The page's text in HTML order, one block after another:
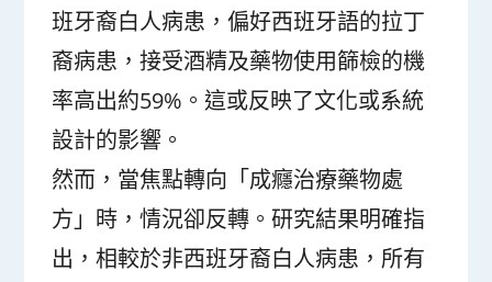
班牙裔白人病患，偏好西班牙語的拉丁
裔病患，接受酒精及藥物使用篩檢的機
率高出約59%。這或反映了文化或系統
設計的影響。
然而，當焦點轉向「成癮治療藥物處
方」時，情況卻反轉。研究結果明確指
出，相較於非西班牙裔白人病患，所有